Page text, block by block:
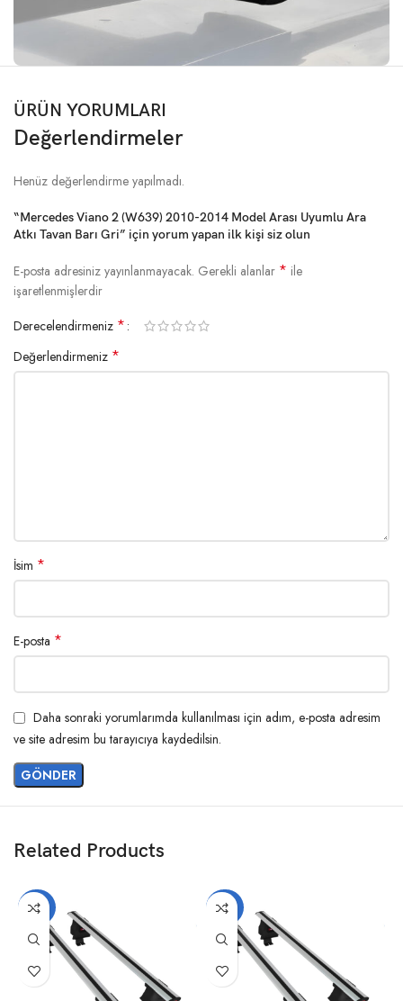
ÜRÜN YORUMLARI
Değerlendirmeler
Henüz değerlendirme yapılmadı.
“Mercedes Viano 2 (W639) 2010-2014 Model Arası Uyumlu Ara
Atkı Tavan Barı Gri” için yorum yapan ilk kişi siz olun
E-posta adresiniz yayınlanmayacak. Gerekli alanlar * ile
işaretlenmişlerdir
Derecelendirmeniz *
Değerlendirmeniz *
İsim *
E-posta *
Daha sonraki yorumlarımda kullanılması için adım, e-posta adresim
ve site adresim bu tarayıcıya kaydedilsin.
Related Products
-20% -20%